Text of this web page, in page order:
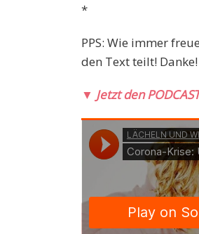
*
PPS: Wie immer
den Text teilt! Danke!
▼ Jetzt den